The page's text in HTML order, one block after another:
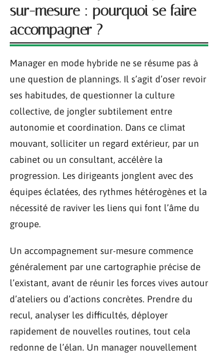
sur-mesure : pourquoi se faire
accompagner ?
Manager en mode hybride ne se résume pas à
une question de plannings. Il s’agit d’oser revoir
ses habitudes, de questionner la culture
collective, de jongler subtilement entre
autonomie et coordination. Dans ce climat
mouvant, solliciter un regard extérieur, par un
cabinet ou un consultant, accélère la
progression. Les dirigeants jonglent avec des
équipes éclatées, des rythmes hétérogènes et la
nécessité de raviver les liens qui font l’âme du
groupe.
Un accompagnement sur-mesure commence
généralement par une cartographie précise de
l’existant, avant de réunir les forces vives autour
d’ateliers ou d’actions concrètes. Prendre du
recul, analyser les difficultés, déployer
rapidement de nouvelles routines, tout cela
redonne de l’élan. Un manager nouvellement